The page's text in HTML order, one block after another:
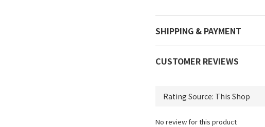
SHIPPING & PAYMENT
CUSTOMER REVIEWS
No review for this product